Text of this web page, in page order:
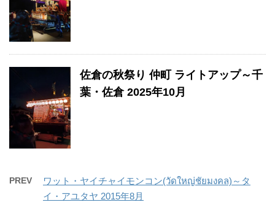
佐倉の秋祭り 仲町 ライトアップ～千
葉・佐倉 2025年10月
PREV
ワット・ヤイチャイモンコン(วัดใหญ่ชัยมงคล)～タ
イ・アユタヤ 2015年8月